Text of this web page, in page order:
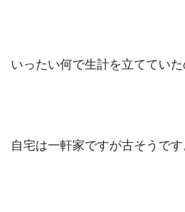
いったい何で生計を立てていた
自宅は一軒家ですが古そうです